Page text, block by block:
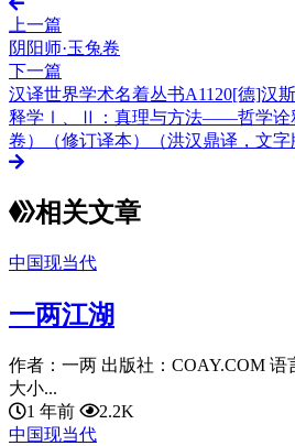
上一篇
阴阳师·玉兔卷
下一篇
汉译世界学术名着丛书A1120[德]汉
释学Ⅰ、Ⅱ：真理与方法——哲学诠
卷）（修订译本）（洪汉鼎译，文字
相关文章
中国现当代
一两江湖
作者：一两 出版社：COAY.COM 语
大小...
1 年前
2.2K
中国现当代